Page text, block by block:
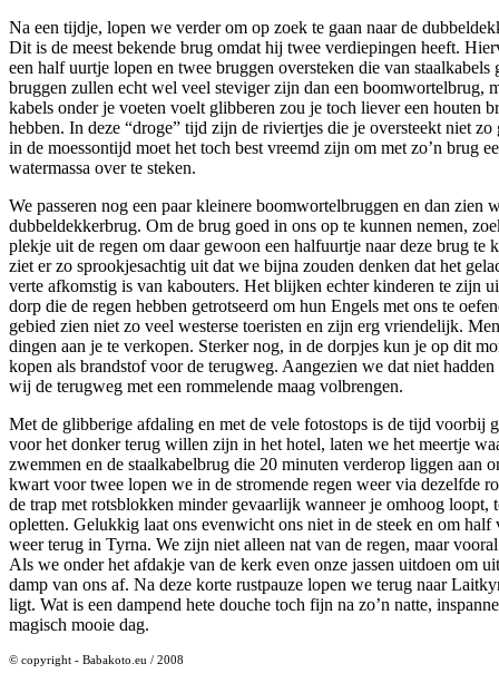
Na een tijdje, lopen we verder om op zoek te gaan naar de
Dit is de meest bekende brug omdat hij twee verdiepingen heeft.
een half uurtje lopen en twee bruggen oversteken die van staalkabels
bruggen zullen echt wel veel steviger zijn dan een boomwortelbrug,
kabels onder je voeten voelt glibberen zou je toch liever een houten
hebben. In deze “droge” tijd zijn de riviertjes die je oversteekt niet
in de moessontijd moet het toch best vreemd zijn om met zo’n brug
watermassa over te steken.
We passeren nog een paar kleinere boomwortelbruggen en dan zien
dubbeldekkerbrug. Om de brug goed in ons op te kunnen nemen,
plekje uit de regen om daar gewoon een halfuurtje naar deze brug te
ziet er zo sprookjesachtig uit dat we bijna zouden denken dat het
verte afkomstig is van kabouters. Het blijken echter kinderen te zijn
dorp die de regen hebben getrotseerd om hun Engels met ons te
gebied zien niet zo veel westerse toeristen en zijn erg vriendelijk.
dingen aan je te verkopen. Sterker nog, in de dorpjes kun je op dit
kopen als brandstof voor de terugweg. Aangezien we dat niet
wij de terugweg met een rommelende maag volbrengen.
Met de glibberige afdaling en met de vele fotostops is de tijd voorbij
voor het donker terug willen zijn in het hotel, laten we het meertje
zwemmen en de staalkabelbrug die 20 minuten verderop liggen aan
kwart voor twee lopen we in de stromende regen weer via dezelfde
de trap met rotsblokken minder gevaarlijk wanneer je omhoog loopt,
opletten. Gelukkig laat ons evenwicht ons niet in de steek en om
weer terug in Tyrna. We zijn niet alleen nat van de regen, maar
Als we onder het afdakje van de kerk even onze jassen uitdoen om
damp van ons af. Na deze korte rustpauze lopen we terug naar
ligt. Wat is een dampend hete douche toch fijn na zo’n natte,
magisch mooie dag.
© copyright - Babakoto.eu / 2008